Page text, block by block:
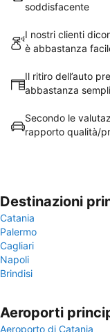
soddisfacente
I nostri clienti
è abbastanza
Il ritiro dell’auto
abbastanza
Secondo le
rapporto qualità/
Destinazioni
Catania
Palermo
Cagliari
Napoli
Brindisi
Aeroporti
Aeroporto di Catania